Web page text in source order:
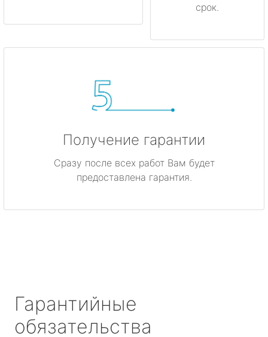
срок.
Получение гарантии
Сразу после всех работ Вам будет
предоставлена гарантия.
Гарантийные
обязательства